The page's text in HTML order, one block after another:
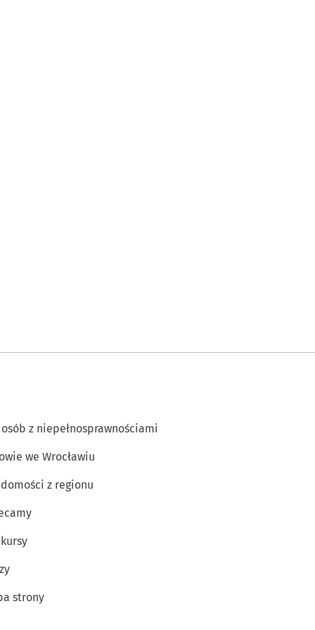
z niepełnosprawnościami
we Wrocławiu
z regionu
strony